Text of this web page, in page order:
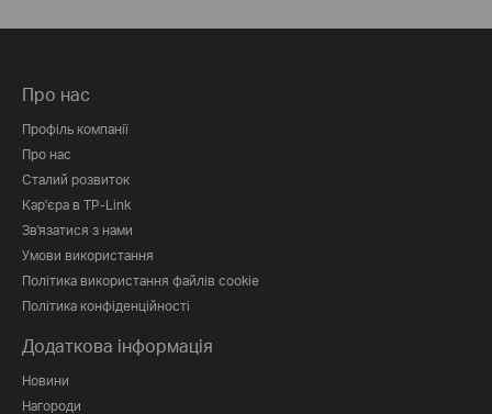
Про нас
Профіль компанії
Про нас
Сталий розвиток
Кар'єра в TP-Link
Зв'язатися з нами
Умови використання
Політика використання файлів cookie
Політика конфіденційності
Додаткова інформація
Новини
Нагороди